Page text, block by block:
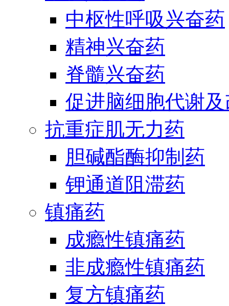
中枢性呼吸兴奋药
精神兴奋药
脊髓兴奋药
促进脑细胞代谢
抗重症肌无力药
胆碱酯酶抑制药
钾通道阻滞药
镇痛药
成瘾性镇痛药
非成瘾性镇痛药
复方镇痛药